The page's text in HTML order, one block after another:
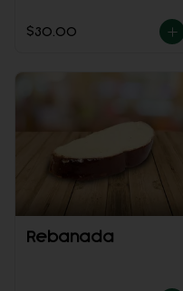
$30.00
Rebanada